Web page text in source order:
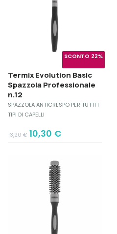
SCONTO 22%
Termix Evolution Basic
Spazzola Professionale
n.12
SPAZZOLA ANTICRESPO PER TUTTI I
TIPI DI CAPELLI
13,20€
Original
price
10,30 €
Current
price